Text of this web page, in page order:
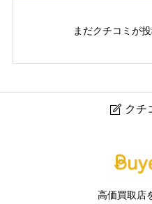
まだクチコミが
 クチ
任意
高価買取店